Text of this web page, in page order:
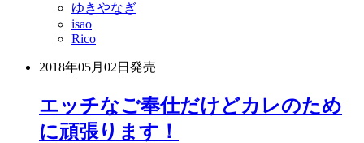
ゆきやなぎ
isao
Rico
2018年05月02日 発売
エッチなご奉仕だけどカレのため
に頑張ります！